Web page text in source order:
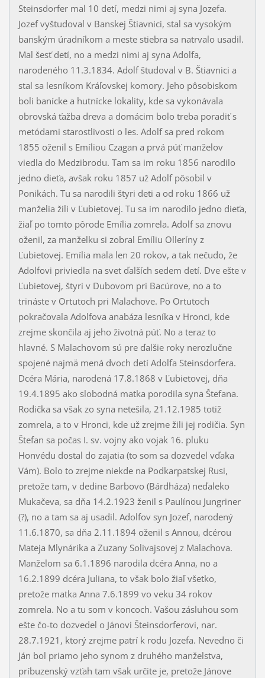
Steinsdorfer mal 10 detí, medzi nimi aj syna Jozefa.
Jozef vyštudoval v Banskej Štiavnici, stal sa vysokým
banským úradníkom a meste stiebra sa natrvalo usadil.
Mal šesť detí, no a medzi nimi aj syna Adolfa,
narodeného 11.3.1834. Adolf študoval v B. Štiavnici a
stal sa lesníkom Kráľovskej komory. Jeho pôsobiskom
boli banícke a hutnícke lokality, kde sa vykonávala
obrovská ťažba dreva a domácim bolo treba poradiť s
metódami starostlivosti o les. Adolf sa pred rokom
1855 oženil s Emíliou Czagan a prvá púť manželov
viedla do Medzibrodu. Tam sa im roku 1856 narodilo
jedno dieťa, avšak roku 1857 už Adolf pôsobil v
Ponikách. Tu sa narodili štyri deti a od roku 1866 už
manželia žili v Ľubietovej. Tu sa im narodilo jedno dieťa,
žiaľ po tomto pôrode Emília zomrela. Adolf sa znovu
oženil, za manželku si zobral Emíliu Olleríny z
Ľubietovej. Emília mala len 20 rokov, a tak nečudo, že
Adolfovi priviedla na svet ďalších sedem detí. Dve ešte v
Ľubietovej, štyri v Dubovom pri Bacúrove, no a to
trináste v Ortutoch pri Malachove. Po Ortutoch
pokračovala Adolfova anabáza lesníka v Hronci, kde
zrejme skončila aj jeho životná púť. No a teraz to
hlavné. S Malachovom sú pre ďalšie roky nerozlučne
spojené najmä mená dvoch detí Adolfa Steinsdorfera.
Dcéra Mária, narodená 17.8.1868 v Ľubietovej, dňa
19.4.1895 ako slobodná matka porodila syna Štefana.
Rodička sa však zo syna netešila, 21.12.1985 totiž
zomrela, a to v Hronci, kde už zrejme žili jej rodičia. Syn
Štefan sa počas I. sv. vojny ako vojak 16. pluku
Honvédu dostal do zajatia (to som sa dozvedel vďaka
Vám). Bolo to zrejme niekde na Podkarpatskej Rusi,
pretože tam, v dedine Barbovo (Bárdháza) neďaleko
Mukačeva, sa dňa 14.2.1923 ženil s Paulínou Jungriner
(?), no a tam sa aj usadil. Adolfov syn Jozef, narodený
11.6.1870, sa dňa 2.11.1894 oženil s Annou, dcérou
Mateja Mlynárika a Zuzany Solivajsovej z Malachova.
Manželom sa 6.1.1896 narodila dcéra Anna, no a
16.2.1899 dcéra Juliana, to však bolo žiaľ všetko,
pretože matka Anna 7.6.1899 vo veku 34 rokov
zomrela. No a tu som v koncoch. Vašou zásluhou som
ešte čo-to dozvedel o Jánovi Šteinsdorferovi, nar.
28.7.1921, ktorý zrejme patrí k rodu Jozefa. Nevedno či
Ján bol priamo jeho synom z druhého manželstva,
príbuzenský vzťah tam však určite je, pretože Jánove